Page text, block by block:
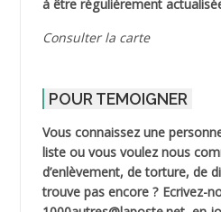
à être régulièrement
Consulter la carte
POUR TEMOIGNER
Vous connaissez une
liste ou vous voulez nous
d’enlèvement, de torture, de
trouve pas encore ? Ecrivez-